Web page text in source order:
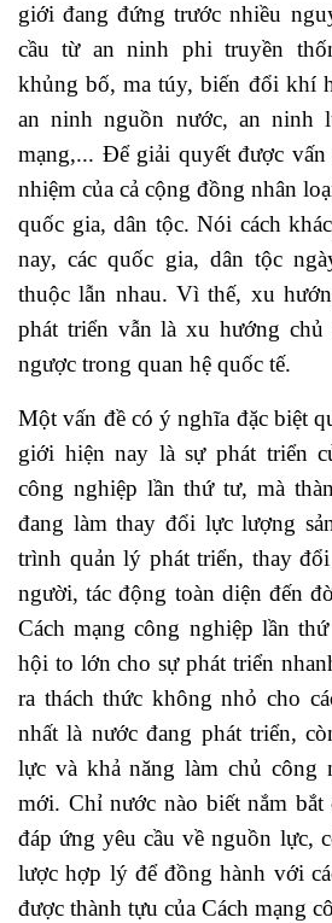
giới đang đứng trước nhiều
cầu từ an ninh phi truyền
khủng bố, ma túy, biến đổi khí
an ninh nguồn nước, an ninh
mạng,... Để giải quyết được
nhiệm của cả cộng đồng nhân
quốc gia, dân tộc. Nói cách
nay, các quốc gia, dân tộc
thuộc lẫn nhau. Vì thế, xu
phát triển vẫn là xu hướng chủ
ngược trong quan hệ quốc tế.
Một vấn đề có ý nghĩa đặc biệt
giới hiện nay là sự phát triển
công nghiệp lần thứ tư, mà
đang làm thay đổi lực lượng
trình quản lý phát triển, thay
người, tác động toàn diện đến
Cách mạng công nghiệp lần
hội to lớn cho sự phát triển
ra thách thức không nhỏ cho
nhất là nước đang phát triển,
lực và khả năng làm chủ công
mới. Chỉ nước nào biết nắm
đáp ứng yêu cầu về nguồn lực,
lược hợp lý để đồng hành với
được thành tựu của Cách mạng